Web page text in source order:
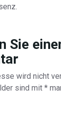
Sie
wird nicht
sind mit *